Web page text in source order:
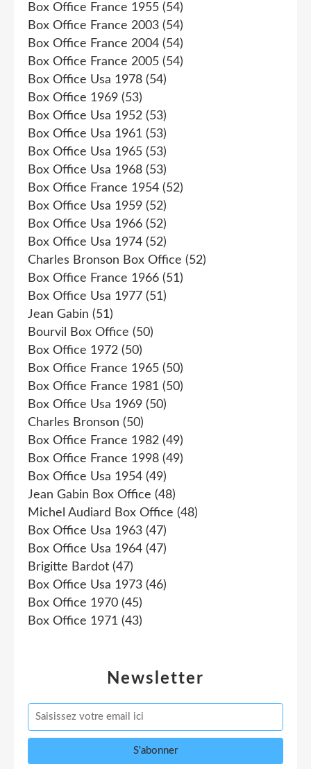
Newsletter
Box Office France 1955 (54)
Box Office France 2003 (54)
Box Office France 2004 (54)
Box Office France 2005 (54)
Box Office Usa 1978 (54)
Box Office 1969 (53)
Box Office Usa 1952 (53)
Box Office Usa 1961 (53)
Box Office Usa 1965 (53)
Box Office Usa 1968 (53)
Box Office France 1954 (52)
Box Office Usa 1959 (52)
Box Office Usa 1966 (52)
Box Office Usa 1974 (52)
Charles Bronson Box Office (52)
Box Office France 1966 (51)
Box Office Usa 1977 (51)
Jean Gabin (51)
Bourvil Box Office (50)
Box Office 1972 (50)
Box Office France 1965 (50)
Box Office France 1981 (50)
Box Office Usa 1969 (50)
Charles Bronson (50)
Box Office France 1982 (49)
Box Office France 1998 (49)
Box Office Usa 1954 (49)
Jean Gabin Box Office (48)
Michel Audiard Box Office (48)
Box Office Usa 1963 (47)
Box Office Usa 1964 (47)
Brigitte Bardot (47)
Box Office Usa 1973 (46)
Box Office 1970 (45)
Box Office 1971 (43)